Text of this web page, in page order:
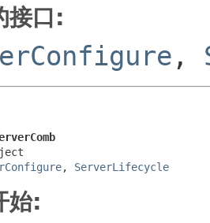
接口:
,
, ServerLifecycle
始: